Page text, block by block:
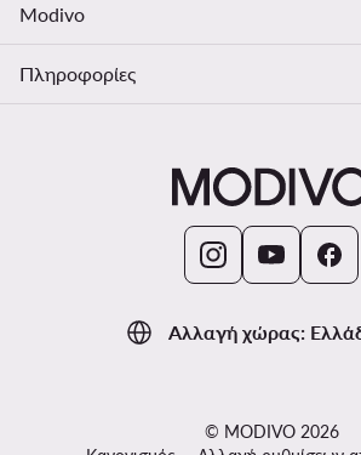
Αλλαγή χώρας:
Modivo
Πληροφορίες
© MODIVO 2026